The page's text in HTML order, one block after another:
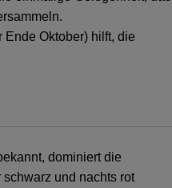
Oktober) hilft, die
dominiert die
und nachts rot